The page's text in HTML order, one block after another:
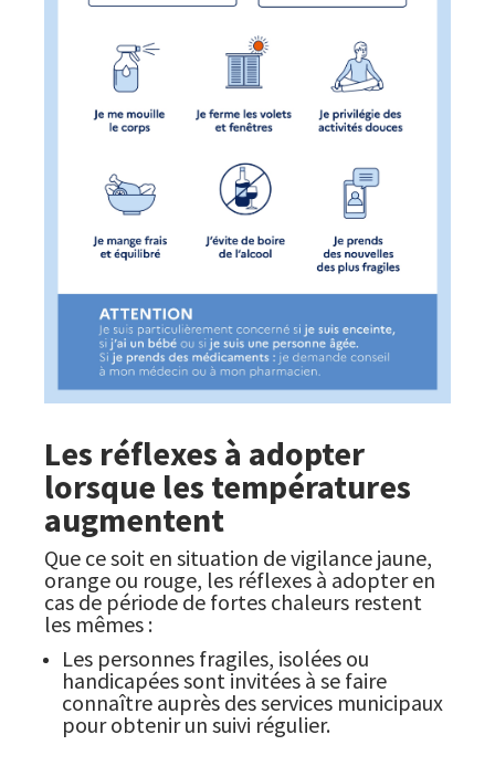
Les réflexes à adopter
lorsque les températures
augmentent
Que ce soit en situation de vigilance jaune,
orange ou rouge, les réflexes à adopter en
cas de période de fortes chaleurs restent
les mêmes :
Les personnes fragiles, isolées ou
handicapées sont invitées à se faire
connaître auprès des services municipaux
pour obtenir un suivi régulier.